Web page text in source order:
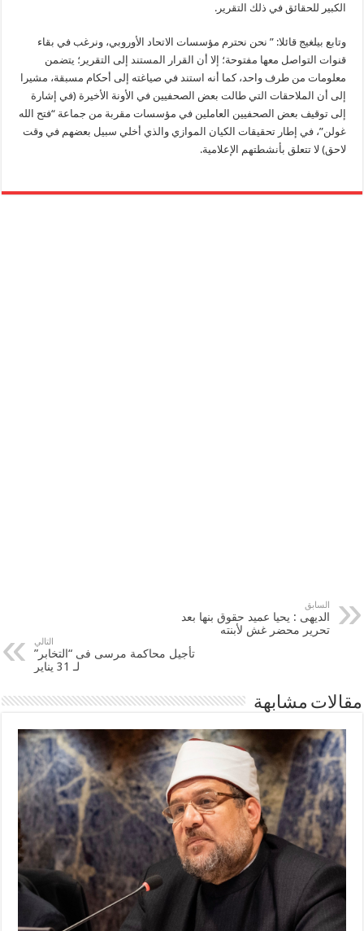
الكبير للحقائق في ذلك التقرير.
وتابع بيلغيج قائلا: ” نحن نحترم مؤسسات الاتحاد الأوروبي، ونرغب في بقاء
قنوات التواصل معها مفتوحة؛ إلا أن القرار المستند إلى التقرير؛ يتضمن
معلومات من طرف واحد، كما أنه استند في صياغته إلى أحكام مسبقة، مشيرا
إلى أن الملاحقات التي طالت بعض الصحفيين في الأونة الأخيرة (في إشارة
إلى توقيف بعض الصحفيين العاملين في مؤسسات مقربة من جماعة “فتح الله
غولن”، في إطار تحقيقات الكيان الموازي والذي أخلي سبيل بعضهم في وقت
لاحق) لا تتعلق بأنشطتهم الإعلامية.
السابق
الديهى : يحيا عميد حقوق بنها بعد
تحرير محضر غش لأبنته
التالي
تأجيل محاكمة مرسى فى “التخابر”
لـ 31 يناير
مقالات مشابهة